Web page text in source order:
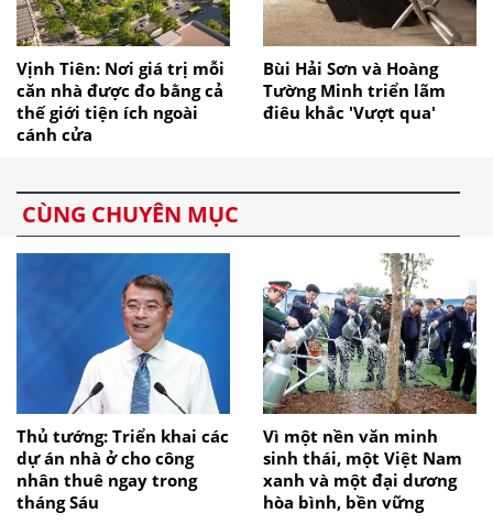
Vịnh Tiên: Nơi giá trị mỗi
căn nhà được đo bằng cả
thế giới tiện ích ngoài
cánh cửa
Bùi Hải Sơn và Hoàng
Tường Minh triển lãm
điêu khắc 'Vượt qua'
CÙNG CHUYÊN MỤC
Thủ tướng: Triển khai các
dự án nhà ở cho công
nhân thuê ngay trong
tháng Sáu
Vì một nền văn minh
sinh thái, một Việt Nam
xanh và một đại dương
hòa bình, bền vững